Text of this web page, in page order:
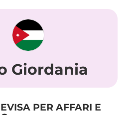
Giordania
PER AFFARI E